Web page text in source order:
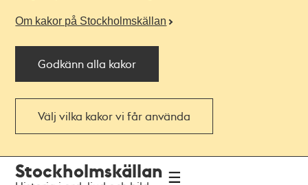
Om kakor på Stockholmskällan
Godkänn alla kakor
Välj vilka kakor vi får använda
navigationen
huvudinnehållet
Stockholmskällan